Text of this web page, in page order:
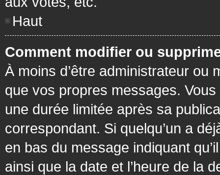
Haut
Comment modifier ou
À moins d’être administrateur ou
que vos propres messages.
une durée limitée après sa
correspondant. Si quelqu’un a
en bas du message indiquant
ainsi que la date et l’heure de la